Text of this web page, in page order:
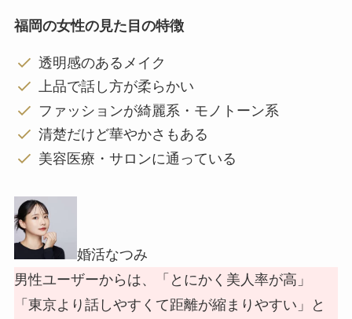
福岡の女性の見た目の特徴
透明感のあるメイク
上品で話し方が柔らかい
ファッションが綺麗系・モノトーン系
清楚だけど華やかさもある
美容医療・サロンに通っている
婚活なつみ
男性ユーザーからは、「とにかく美人率が高」
「東京より話しやすくて距離が縮まりやすい」と